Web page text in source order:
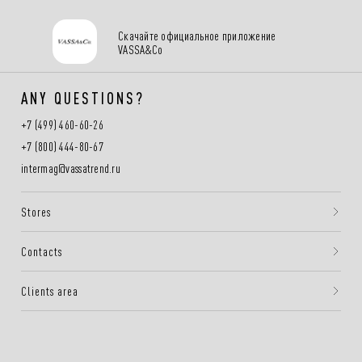
Скачайте официальное приложение
VASSA&Co
ANY QUESTIONS?
+7 (499) 460-60-26
+7 (800) 444-80-67
intermag@vassatrend.ru
Stores
Contacts
Clients area